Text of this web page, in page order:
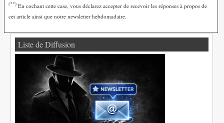
(**) En cochant cette case, vous déclarez accepter de recevoir les réponses à propos de
cet article ainsi que notre newsletter hebdomadaire.
Liste de Diffusion